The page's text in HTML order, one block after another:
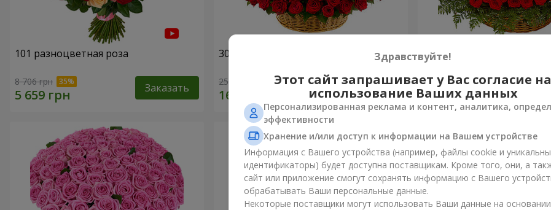
101 разноцветная роза
8 706 грн Заказать
301 красная роза
25 998 грн Заказать
501 красная роза
53 016 грн
Здравствуйте!
Этот сайт запрашивает у Вас согласие на
использование Ваших данных
Персонализированная реклама и контент, аналитика,
эффективности
Хранение и/или доступ к информации на Вашем устройстве
Информация с Вашего устройства (например, файлы cookie и
идентификаторы) будет доступна поставщикам. Кроме того, они, а
сайт или приложение смогут сохранять информацию с Вашего
обрабатывать Ваши персональные данные.
Некоторые поставщики могут использовать Ваши данные на основании